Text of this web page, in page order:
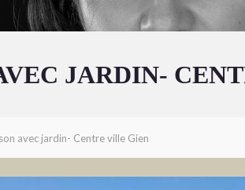
JARDIN-
avec jardin- Centre ville Gien